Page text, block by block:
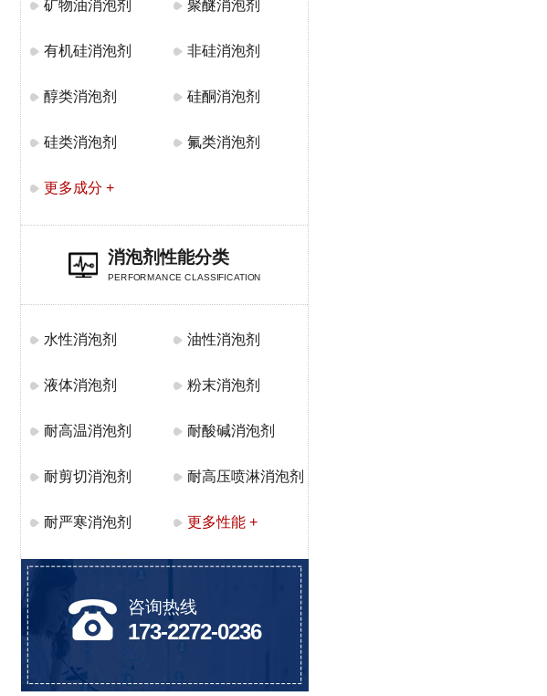
矿物油消泡剂 聚醚消泡剂
有机硅消泡剂 非硅消泡剂
醇类消泡剂 硅酮消泡剂
硅类消泡剂 氟类消泡剂
更多成分 +
消泡剂性能分类
PERFORMANCE CLASSIFICATION
水性消泡剂 油性消泡剂
液体消泡剂 粉末消泡剂
耐高温消泡剂 耐酸碱消泡剂
耐剪切消泡剂 耐高压喷淋消泡剂
耐严寒消泡剂 更多性能 +
咨询热线
173-2272-0236